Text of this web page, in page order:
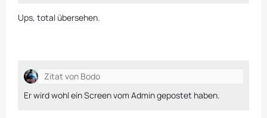
Ups, total übersehen.
Zitat von Bodo
Er wird wohl ein Screen vom Admin gepostet haben.